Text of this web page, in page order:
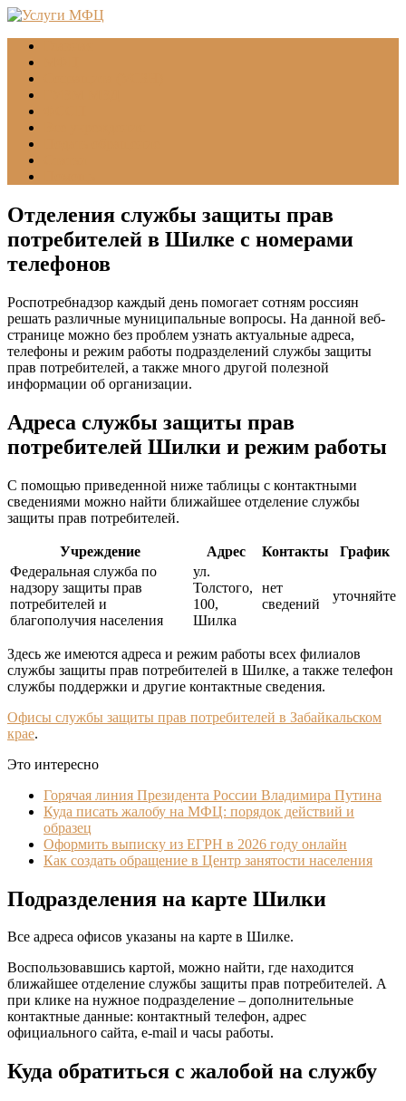
Отделения службы защиты прав
потребителей в Шилке с номерами
телефонов
Роспотребнадзор каждый день помогает сотням россиян
решать различные муниципальные вопросы. На данной веб-
странице можно без проблем узнать актуальные адреса,
телефоны и режим работы подразделений службы защиты
прав потребителей, а также много другой полезной
информации об организации.
Адреса службы защиты прав
потребителей Шилки и режим работы
С помощью приведенной ниже таблицы с контактными
сведениями можно найти ближайшее отделение службы
защиты прав потребителей.
Учреждение Адрес Контакты
График
Федеральная служба по
надзору защиты прав
потребителей и
благополучия населения
ул.
Толстого,
100,
Шилка
нет
сведений
уточняйте
Здесь же имеются адреса и режим работы всех филиалов
службы защиты прав потребителей в Шилке, а также телефон
службы поддержки и другие контактные сведения.
Офисы службы защиты прав потребителей в Забайкальском
крае.
Это интересно
Горячая линия Президента России Владимира Путина
Куда писать жалобу на МФЦ: порядок действий и
образец
Оформить выписку из ЕГРН в 2026 году онлайн
Как создать обращение в Центр занятости населения
Подразделения на карте Шилки
Все адреса офисов указаны на карте в Шилке.
Воспользовавшись картой, можно найти, где находится
ближайшее отделение службы защиты прав потребителей. А
при клике на нужное подразделение – дополнительные
контактные данные: контактный телефон, адрес
официального сайта, e-mail и часы работы.
Куда обратиться с жалобой на службу